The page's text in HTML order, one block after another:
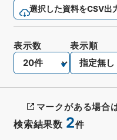
選択した資料をCSV出
検索結果数 2件
表示数 表示順
マークがある場合